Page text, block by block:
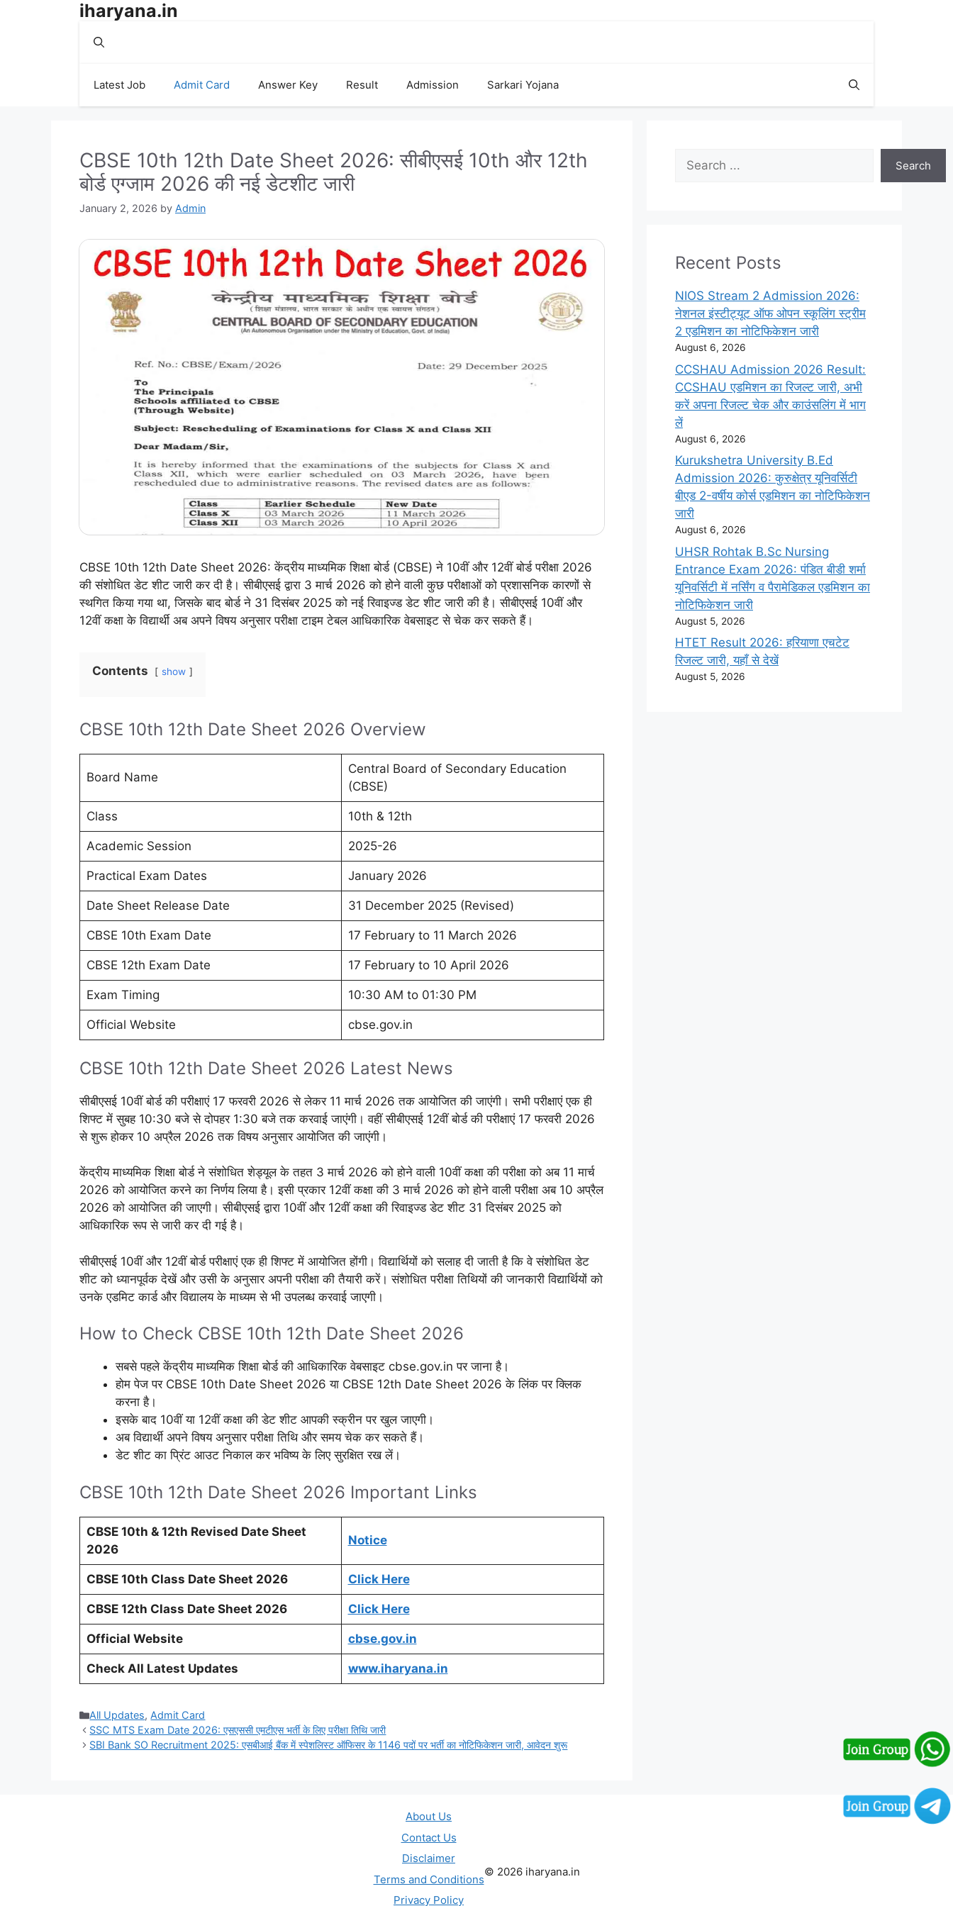
iharyana.in
Latest Job Admit Card Answer Key Result Admission Sarkari Yojana
CBSE 10th 12th Date Sheet 2026: सीबीएसई 10th और 12th
बोर्ड एग्जाम 2026 की नई डेटशीट जारी
January 2, 2026 by Admin
CBSE 10th 12th Date Sheet 2026: केंद्रीय माध्यमिक शिक्षा बोर्ड (CBSE) ने 10वीं और 12वीं बोर्ड परीक्षा 2026
की संशोधित डेट शीट जारी कर दी है। सीबीएसई द्वारा 3 मार्च 2026 को होने वाली कुछ परीक्षाओं को प्रशासनिक कारणों से
स्थगित किया गया था, जिसके बाद बोर्ड ने 31 दिसंबर 2025 को नई रिवाइज्ड डेट शीट जारी की है। सीबीएसई 10वीं और
12वीं कक्षा के विद्यार्थी अब अपने विषय अनुसार परीक्षा टाइम टेबल आधिकारिक वेबसाइट से चेक कर सकते हैं।
Contents show
CBSE 10th 12th Date Sheet 2026 Overview
Board Name
Central Board of Secondary Education
(CBSE)
Class 10th & 12th
Academic Session 2025-26
Practical Exam Dates January 2026
Date Sheet Release Date 31 December 2025 (Revised)
CBSE 10th Exam Date 17 February to 11 March 2026
CBSE 12th Exam Date 17 February to 10 April 2026
Exam Timing 10:30 AM to 01:30 PM
Official Website cbse.gov.in
CBSE 10th 12th Date Sheet 2026 Latest News
सीबीएसई 10वीं बोर्ड की परीक्षाएं 17 फरवरी 2026 से लेकर 11 मार्च 2026 तक आयोजित की जाएंगी। सभी परीक्षाएं एक ही
शिफ्ट में सुबह 10:30 बजे से दोपहर 1:30 बजे तक करवाई जाएंगी। वहीं सीबीएसई 12वीं बोर्ड की परीक्षाएं 17 फरवरी 2026
से शुरू होकर 10 अप्रैल 2026 तक विषय अनुसार आयोजित की जाएंगी।
केंद्रीय माध्यमिक शिक्षा बोर्ड ने संशोधित शेड्यूल के तहत 3 मार्च 2026 को होने वाली 10वीं कक्षा की परीक्षा को अब 11 मार्च
2026 को आयोजित करने का निर्णय लिया है। इसी प्रकार 12वीं कक्षा की 3 मार्च 2026 को होने वाली परीक्षा अब 10 अप्रैल
2026 को आयोजित की जाएगी। सीबीएसई द्वारा 10वीं और 12वीं कक्षा की रिवाइज्ड डेट शीट 31 दिसंबर 2025 को
आधिकारिक रूप से जारी कर दी गई है।
सीबीएसई 10वीं और 12वीं बोर्ड परीक्षाएं एक ही शिफ्ट में आयोजित होंगी। विद्यार्थियों को सलाह दी जाती है कि वे संशोधित डेट
शीट को ध्यानपूर्वक देखें और उसी के अनुसार अपनी परीक्षा की तैयारी करें। संशोधित परीक्षा तिथियों की जानकारी विद्यार्थियों को
उनके एडमिट कार्ड और विद्यालय के माध्यम से भी उपलब्ध करवाई जाएगी।
How to Check CBSE 10th 12th Date Sheet 2026
सबसे पहले केंद्रीय माध्यमिक शिक्षा बोर्ड की आधिकारिक वेबसाइट cbse.gov.in पर जाना है।
होम पेज पर CBSE 10th Date Sheet 2026 या CBSE 12th Date Sheet 2026 के लिंक पर क्लिक
करना है।
इसके बाद 10वीं या 12वीं कक्षा की डेट शीट आपकी स्क्रीन पर खुल जाएगी।
अब विद्यार्थी अपने विषय अनुसार परीक्षा तिथि और समय चेक कर सकते हैं।
डेट शीट का प्रिंट आउट निकाल कर भविष्य के लिए सुरक्षित रख लें।
CBSE 10th 12th Date Sheet 2026 Important Links
CBSE 10th & 12th Revised Date Sheet
2026
Notice
CBSE 10th Class Date Sheet 2026 Click Here
CBSE 12th Class Date Sheet 2026 Click Here
Official Website cbse.gov.in
Check All Latest Updates www.iharyana.in
Categories
All Updates,Admit Card
SSC MTS Exam Date 2026: एसएससी एमटीएस भर्ती के लिए परीक्षा तिथि जारी
SBI Bank SO Recruitment 2025: एसबीआई बैंक में स्पेशलिस्ट ऑफिसर के 1146 पदों पर भर्ती का नोटिफिकेशन जारी, आवेदन शुरू
Search
Search
Recent Posts
NIOS Stream 2 Admission 2026:
नेशनल इंस्टीट्यूट ऑफ ओपन स्कूलिंग स्ट्रीम
2 एडमिशन का नोटिफिकेशन जारी
August 6, 2026
CCSHAU Admission 2026 Result:
CCSHAU एडमिशन का रिजल्ट जारी, अभी
करें अपना रिजल्ट चेक और काउंसलिंग में भाग
लें
August 6, 2026
Kurukshetra University B.Ed
Admission 2026: कुरुक्षेत्र यूनिवर्सिटी
बीएड 2-वर्षीय कोर्स एडमिशन का नोटिफिकेशन
जारी
August 6, 2026
UHSR Rohtak B.Sc Nursing
Entrance Exam 2026: पंडित बीडी शर्मा
यूनिवर्सिटी में नर्सिंग व पैरामेडिकल एडमिशन का
नोटिफिकेशन जारी
August 5, 2026
HTET Result 2026: हरियाणा एचटेट
रिजल्ट जारी, यहाँ से देखें
August 5, 2026
About Us
Contact Us
Disclaimer
Terms and Conditions
Privacy Policy
© 2026 iharyana.in